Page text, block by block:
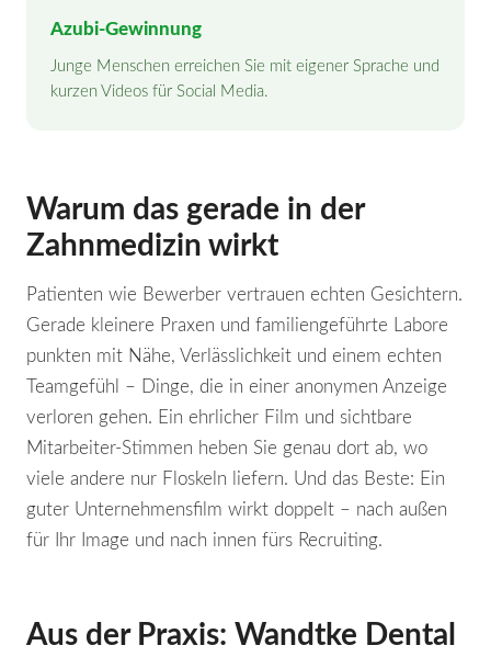
Azubi-Gewinnung
Junge Menschen erreichen Sie mit eigener Sprache und
kurzen Videos für Social Media.
Warum das gerade in der
Zahnmedizin wirkt
Patienten wie Bewerber vertrauen echten Gesichtern.
Gerade kleinere Praxen und familiengeführte Labore
punkten mit Nähe, Verlässlichkeit und einem echten
Teamgefühl – Dinge, die in einer anonymen Anzeige
verloren gehen. Ein ehrlicher Film und sichtbare
Mitarbeiter-Stimmen heben Sie genau dort ab, wo
viele andere nur Floskeln liefern. Und das Beste: Ein
guter Unternehmensfilm wirkt doppelt – nach außen
für Ihr Image und nach innen fürs Recruiting.
Aus der Praxis: Wandtke Dental